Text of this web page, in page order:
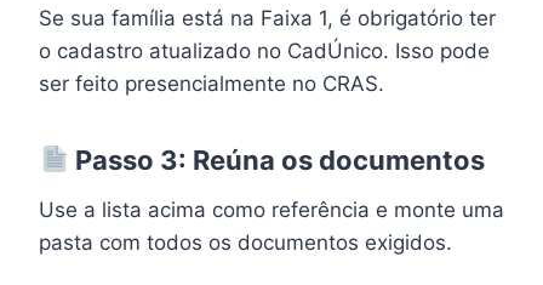
Se sua família está na Faixa 1, é obrigatório ter
o cadastro atualizado no CadÚnico. Isso pode
ser feito presencialmente no CRAS.
Passo 3: Reúna os documentos
Use a lista acima como referência e monte uma
pasta com todos os documentos exigidos.